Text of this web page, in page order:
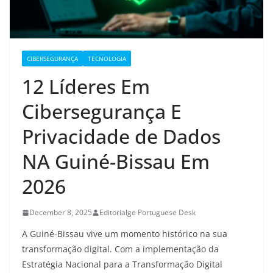
CIBERSEGURANÇA TECNOLOGIA
12 Líderes Em
Cibersegurança E
Privacidade de Dados
NA Guiné-Bissau Em
2026
December 8, 2025 Editorialge Portuguese Desk
A Guiné-Bissau vive um momento histórico na sua
transformação digital. Com a implementação da
Estratégia Nacional para a Transformação Digital